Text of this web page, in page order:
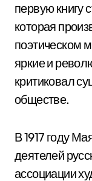
первую книгу
которая
поэтическом
яркие и
критиковал
обществе.
В 1917 году
деятелей
ассоциации